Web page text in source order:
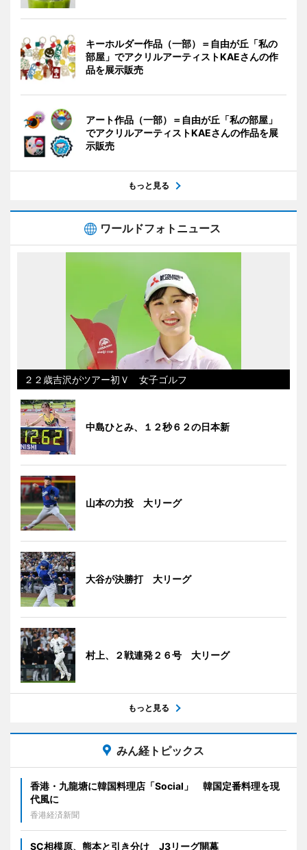
キーホルダー作品（一部）＝自由が丘「私の
部屋」でアクリルアーティストKAEさんの作
品を展示販売
アート作品（一部）＝自由が丘「私の部屋」
でアクリルアーティストKAEさんの作品を展
示販売
もっと見る
ワールドフォトニュース
２２歳吉沢がツアー初Ｖ 女子ゴルフ
中島ひとみ、１２秒６２の日本新
山本の力投 大リーグ
大谷が決勝打 大リーグ
村上、２戦連発２６号 大リーグ
もっと見る
みん経トピックス
香港・九龍塘に韓国料理店「Social」 韓国定番料理を現
代風に
香港経済新聞
SC相模原、熊本と引き分け J3リーグ開幕